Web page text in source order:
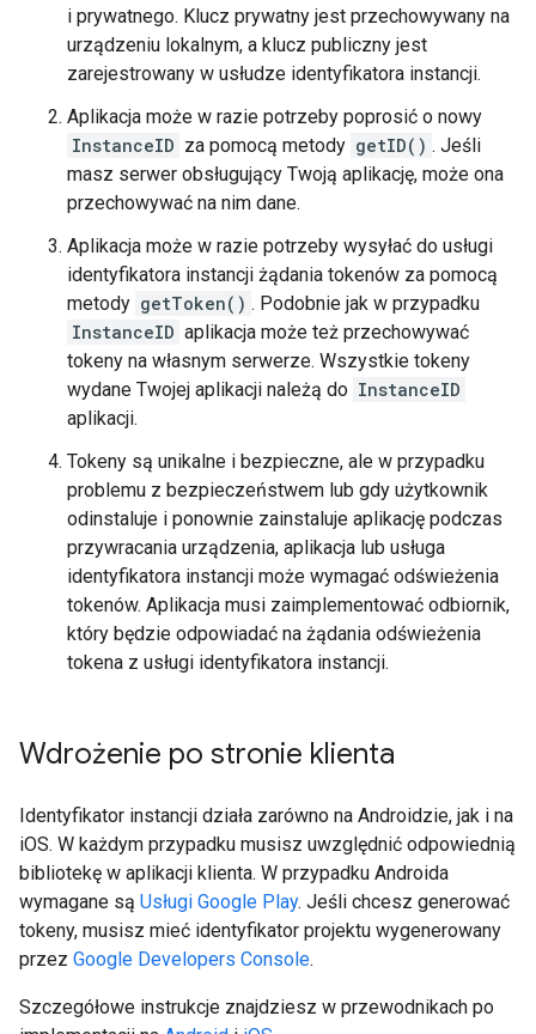
i prywatnego. Klucz prywatny jest przechowywany na
urządzeniu lokalnym, a klucz publiczny jest
zarejestrowany w usłudze identyfikatora instancji.
Aplikacja może w razie potrzeby poprosić o nowy
InstanceID za pomocą metody getID() . Jeśli
masz serwer obsługujący Twoją aplikację, może ona
przechowywać na nim dane.
Aplikacja może w razie potrzeby wysyłać do usługi
identyfikatora instancji żądania tokenów za pomocą
metody getToken() . Podobnie jak w przypadku
InstanceID aplikacja może też przechowywać
tokeny na własnym serwerze. Wszystkie tokeny
wydane Twojej aplikacji należą do InstanceID
aplikacji.
Tokeny są unikalne i bezpieczne, ale w przypadku
problemu z bezpieczeństwem lub gdy użytkownik
odinstaluje i ponownie zainstaluje aplikację podczas
przywracania urządzenia, aplikacja lub usługa
identyfikatora instancji może wymagać odświeżenia
tokenów. Aplikacja musi zaimplementować odbiornik,
który będzie odpowiadać na żądania odświeżenia
tokena z usługi identyfikatora instancji.
Wdrożenie po stronie klienta
Identyfikator instancji działa zarówno na Androidzie, jak i na
iOS. W każdym przypadku musisz uwzględnić odpowiednią
bibliotekę w aplikacji klienta. W przypadku Androida
wymagane są Usługi Google Play. Jeśli chcesz generować
tokeny, musisz mieć identyfikator projektu wygenerowany
przez Google Developers Console.
Szczegółowe instrukcje znajdziesz w przewodnikach po